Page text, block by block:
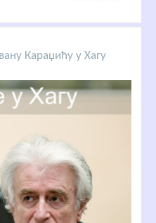
Караџићу у Хагу